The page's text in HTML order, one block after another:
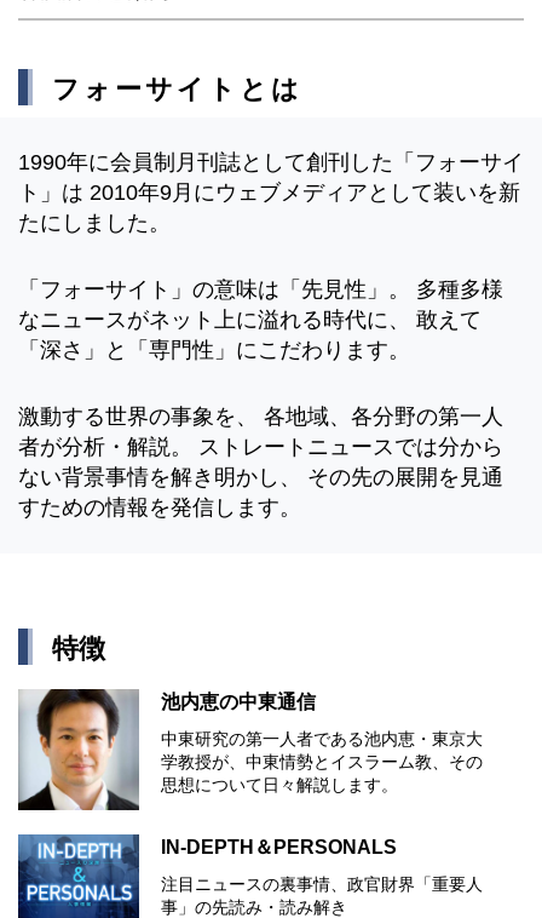
フォーサイトとは
1990年に会員制月刊誌として創刊した「フォーサイ
ト」は 2010年9月にウェブメディアとして装いを新
たにしました。
「フォーサイト」の意味は「先見性」。 多種多様
なニュースがネット上に溢れる時代に、 敢えて
「深さ」と「専門性」にこだわります。
激動する世界の事象を、 各地域、各分野の第一人
者が分析・解説。 ストレートニュースでは分から
ない背景事情を解き明かし、 その先の展開を見通
すための情報を発信します。
特徴
池内恵の中東通信
中東研究の第⼀⼈者である池内恵・東京⼤
学教授が、中東情勢とイスラーム教、その
思想について⽇々解説します。
IN-DEPTH＆PERSONALS
注目ニュースの裏事情、政官財界「重要人
事」の先読み・読み解き